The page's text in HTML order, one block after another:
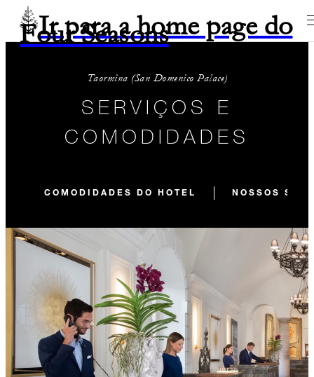
Ir para a home page do
Four Seasons
Taormina (San Domenico Palace)
SERVIÇOS E
COMODIDADES
COMODIDADES DO HOTEL NOSSOS